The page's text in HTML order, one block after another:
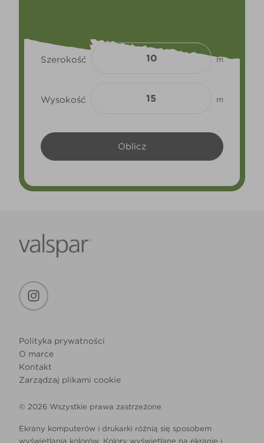
Szerokość m
Wysokość m
Polityka prywatności
O marce
Kontakt
Zarządzaj plikami cookie
© 2026 Wszystkie prawa zastrzeżone
Ekrany komputerów i drukarki różnią się sposobem
wyświetlania kolorów. Kolory wyświetlane na ekranie i